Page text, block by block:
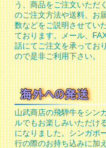
う、商品をご注文いただ
のご注文方法や送料、お
数などをご説明させてい
ております。メール、
話にてご注文を承ってお
ので是非ご利用下さい。
山武商店の飛騨牛をシン
ルでもお楽しみいただけ
になりました。シンガポ
行の際のお持ち込みに加